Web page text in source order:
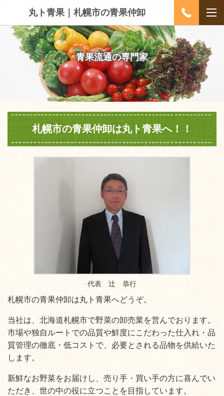
丸ト青果｜札幌市の青果仲卸
青果流通の専門家
札幌市の青果仲卸は丸ト青果へ！！
代表 辻 恭行
札幌市の青果仲卸は丸ト青果へどうぞ。
当社は、北海道札幌市で野菜の卸売業を営んでおります。
市場や独自ルートでの品質や鮮度にこだわった仕入れ・品
質管理の徹底・低コストで、必要とされる品物を供給いた
します。
新鮮なお野菜をお届けし、売り手・買い手の方に喜んでい
ただき、世の中の役に立つことを目指しています。